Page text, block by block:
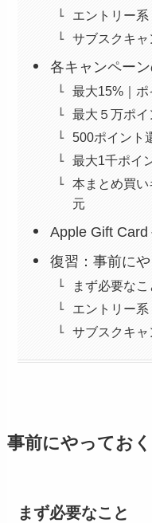
エントリー系
サブスクキャ
各キャンペー
最大15%｜
最大５万ポ
500ポイント
最大1千ポイ
本まとめ買
元
Apple Gift
復習：事前に
まず必要なこ
エントリー系
サブスクキャ
事前にやっておく
まず必要なこと